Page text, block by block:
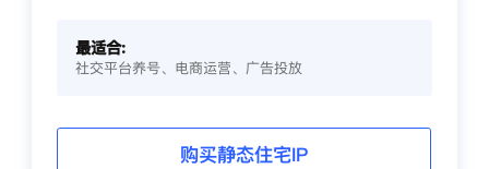
最适合:
社交平台养号、电商运营、广告投放
购买静态住宅IP